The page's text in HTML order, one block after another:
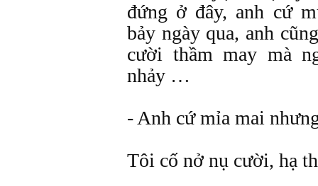
đứng ở đây, anh cứ
bảy ngày qua, anh
cười thầm may mà
nhảy …
- Anh cứ mỉa mai
Tôi cố nở nụ cười, hạ